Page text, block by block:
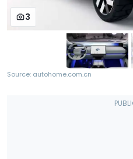
3
Source: autohome.com.cn